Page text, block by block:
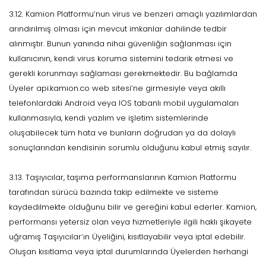
3.12. Kamion Platformu’nun virus ve benzeri amaçlı yazılımlardan
arındırılmış olması için mevcut imkanlar dahilinde tedbir
alınmıştır. Bunun yanında nihai güvenliğin sağlanması için
kullanıcının, kendi virus koruma sistemini tedarik etmesi ve
gerekli korunmayı sağlaması gerekmektedir. Bu bağlamda
Üyeler api.kamion.co web sitesi’ne girmesiyle veya akıllı
telefonlardaki Android veya IOS tabanlı mobil uygulamaları
kullanmasıyla, kendi yazılım ve işletim sistemlerinde
oluşabilecek tüm hata ve bunların doğrudan ya da dolaylı
sonuçlarından kendisinin sorumlu olduğunu kabul etmiş sayılır.
3.13. Taşıyıcılar, taşıma performanslarının Kamion Platformu
tarafından sürücü bazında takip edilmekte ve sisteme
kaydedilmekte olduğunu bilir ve gereğini kabul ederler. Kamion,
performansı yetersiz olan veya hizmetleriyle ilgili haklı şikayete
uğramış Taşıyıcılar’ın Üyeliğini, kısıtlayabilir veya iptal edebilir.
Oluşan kısıtlama veya iptal durumlarında Üyelerden herhangi